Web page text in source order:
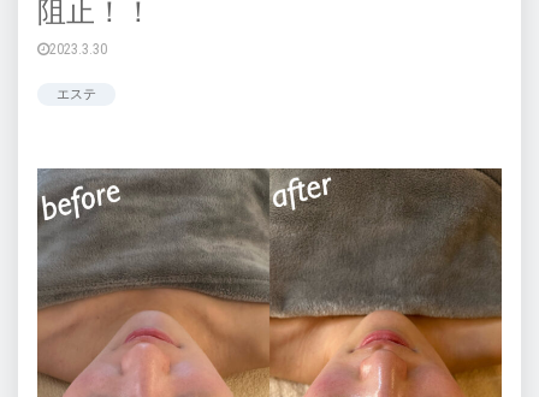
阻止！！
2023.3.30
エステ